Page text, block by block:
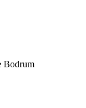
Bodrum